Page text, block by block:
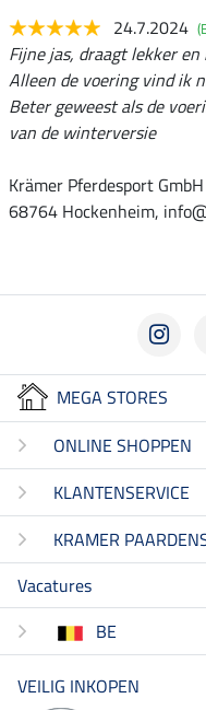
24.7.2024
Fijne jas, draagt lekker
Alleen de voering vind ik
Beter geweest als de
van de winterversie
Krämer Pferdesport
68764 Hockenheim,
MEGA STORES
ONLINE SHOPPEN
KLANTENSERVICE
KRAMER
Vacatures
BE
VEILIG INKOPEN